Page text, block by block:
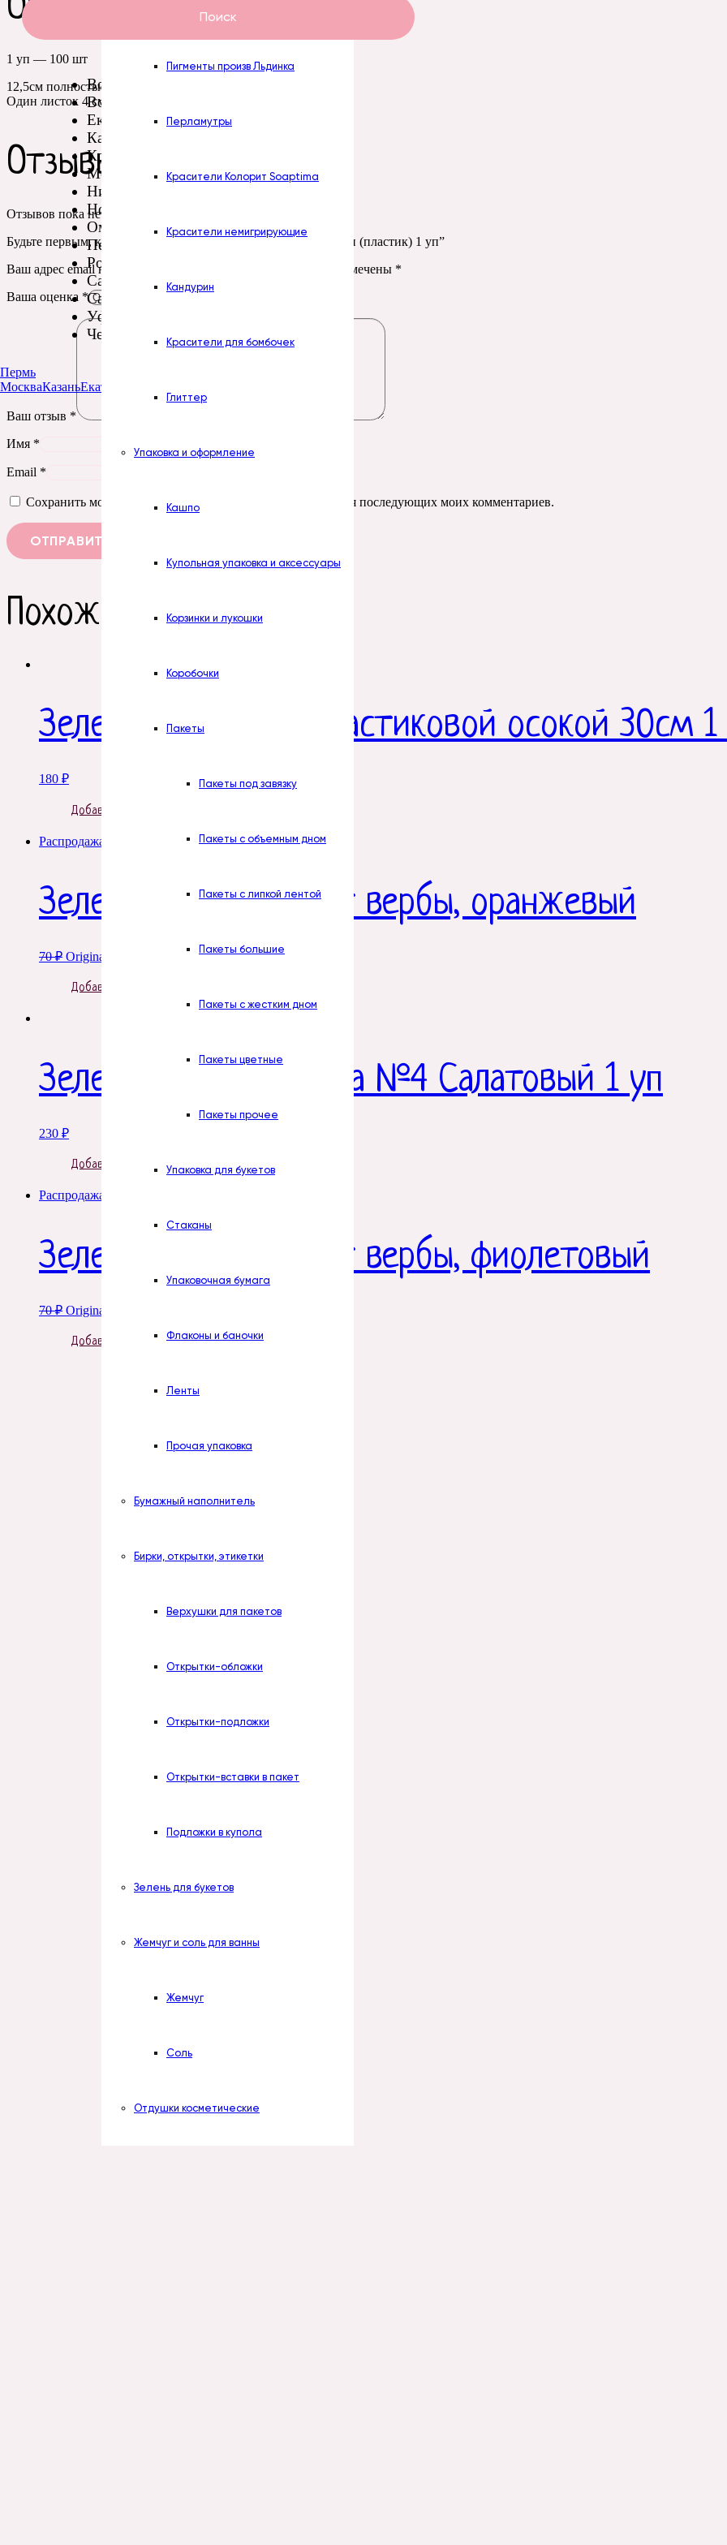
Пасты Турция
Пигменты произв Льдинка
Перламутры
Красители Колорит Soaptima
Красители немигрирующие
Кандурин
Красители для бомбочек
Глиттер
Упаковка и оформление
Кашпо
Купольная упаковка и аксессуары
Корзинки и лукошки
Коробочки
Пакеты
Пакеты под завязку
Пакеты с объемным дном
Пакеты с липкой лентой
Пакеты большие
Пакеты с жестким дном
Пакеты цветные
Пакеты прочее
Упаковка для букетов
Стаканы
Упаковочная бумага
Флаконы и баночки
Ленты
Прочая упаковка
Бумажный наполнитель
Бирки, открытки, этикетки
Верхушки для пакетов
Открытки-обложки
Открытки-подложки
Открытки-вставки в пакет
Подложки в купола
Зелень для букетов
Жемчуг и соль для ванны
Жемчуг
Соль
Отдушки косметические
Поиск
Волгоград
Воронеж
Екатеринбург
Казань
Красноярск
Москва
Нижний Новгород
Новосибирск
Омск
Пермь
Ростов-на-Дону
Самара
Санкт-Петербург
Уфа
Челябинск
Пермь
МоскваКазаньЕкатеринбург
Описание
1 уп — 100 шт
12,5см полностью в длину
Один листок 4 см
Отзывы
Отзывов пока нет.
Будьте первым, кто оставил отзыв на “Зелень. Лист розы мини (пластик) 1 уп”
Ваш адрес email не будет опубликован.
Обязательные поля помечены *
Ваша оценка *
Ваш отзыв *
Имя *
Email *
Сохранить моё имя, email и адрес сайта в этом браузере для последующих моих комментариев.
Похожие товары
Зелень. Стебель с пластиковой осокой 30см 1
180 ₽
Добавить в корзину
Распродажа!
Зелень. ЛЕЗ ОР Букет вербы, оранжевый
70₽ Original price was: 70 ₽. 52₽Current price is: 52 ₽.
Добавить в корзину
Зелень. Лист самшита №4 Салатовый 1 уп
230 ₽
Добавить в корзину
Распродажа!
Зелень. ЛЕЗ ОР Букет вербы, фиолетовый
70₽ Original price was: 70 ₽.
Добавить в корзину